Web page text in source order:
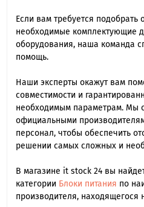
Если вам требуется
необходимые комплектующие
оборудования, наша команда
помощь.
Наши эксперты окажут вам
совместимости и
необходимым параметрам. Мы
официальными
персонал, чтобы обеспечить
решении самых сложных и
В магазине it stock 24 вы
категории Блоки питания по
производителя, находящегося